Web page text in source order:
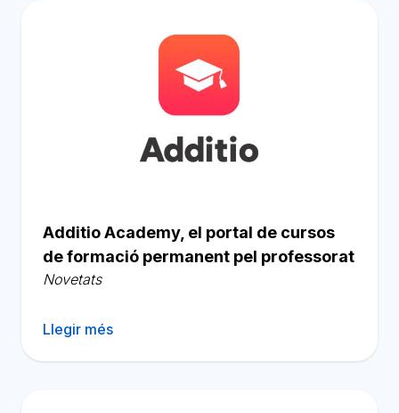
Additio Academy, el portal de cursos
de formació permanent pel professorat
Novetats
Llegir més